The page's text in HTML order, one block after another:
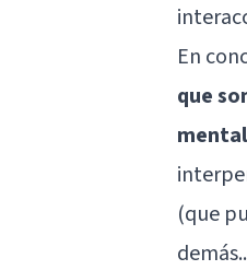
En
que
(que